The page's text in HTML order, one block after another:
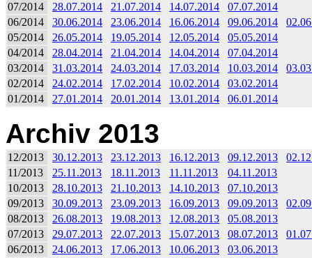
07/2014
28.07.2014 21.07.2014 14.07.2014
07.07.2014
06/2014
30.06.2014 23.06.2014 16.06.2014 09.06.2014
05/2014
26.05.2014 19.05.2014 12.05.2014
05.05.2014
04/2014
28.04.2014 21.04.2014 14.04.2014
07.04.2014
03/2014
31.03.2014 24.03.2014 17.03.2014 10.03.2014
02/2014
24.02.2014 17.02.2014 10.02.2014
03.02.2014
01/2014
27.01.2014 20.01.2014 13.01.2014 06.01.2014
Archiv 2013
12/2013 30.12.2013 23.12.2013 16.12.2013 09.12.2013
11/2013
25.11.2013 18.11.2013 11.11.2013
04.11.2013
10/2013
28.10.2013 21.10.2013 14.10.2013
07.10.2013
09/2013
30.09.2013 23.09.2013 16.09.2013 09.09.2013
08/2013
26.08.2013 19.08.2013 12.08.2013
05.08.2013
07/2013
29.07.2013 22.07.2013 15.07.2013 08.07.2013
06/2013
24.06.2013 17.06.2013 10.06.2013
03.06.2013